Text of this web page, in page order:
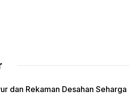
dan Rekaman Desahan Seharga